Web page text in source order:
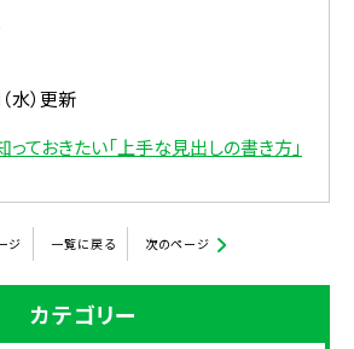
水）更新
っておきたい「上手な見出しの書き方」
ジ 一覧に戻る 次のページ
カテゴリー